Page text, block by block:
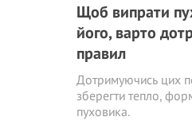
Щоб випрати
його, варто
правил
Дотримуючись цих
зберегти тепло,
пуховика.